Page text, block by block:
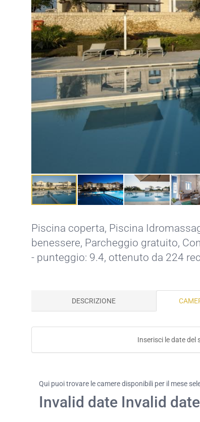
Piscina coperta, Piscina
benessere, Parcheggio gratuito,
- punteggio: 9.4, ottenuto da 224
DESCRIZIONE
Inserisci le date del
Qui puoi trovare le camere disponibili per il mese
Invalid date Invalid